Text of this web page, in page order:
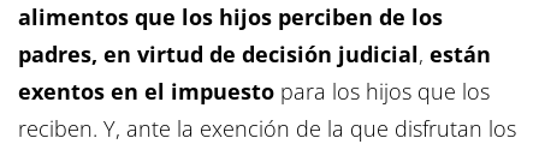
alimentos que los hijos perciben de los
padres, en virtud de decisión judicial, están
exentos en el impuesto para los hijos que los
reciben. Y, ante la exención de la que disfrutan los